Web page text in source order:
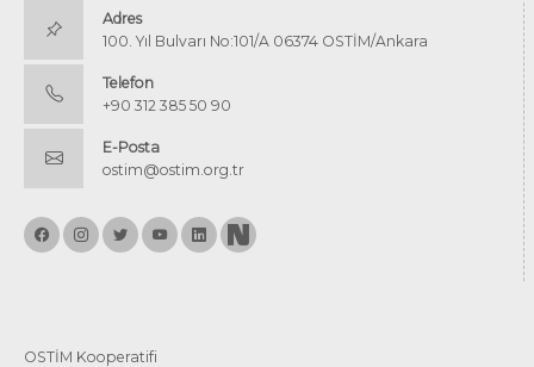
Adres
100. Yıl Bulvarı No:101/A 06374 OSTİM/Ankara
Telefon
+90 312 385 50 90
E-Posta
ostim@ostim.org.tr
OSTİM Kooperatifi